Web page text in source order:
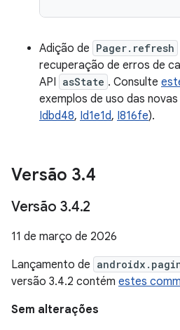
Adição de Pager.refresh
recuperação de erros de
API asState . Consulte
exemplos de uso das novas
Idbd48, Id1e1d, I816fe).
Versão 3.4
Versão 3.4.2
11 de março de 2026
Lançamento de
versão 3.4.2 contém estes
Sem alterações